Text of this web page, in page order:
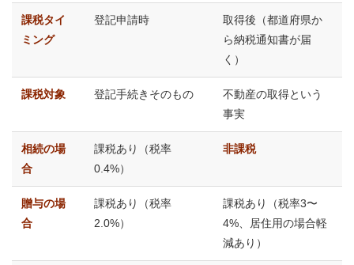
課税タイ
ミング
登記申請時
取得後（都道府県か
ら納税通知書が届
く）
課税対象 登記手続きそのもの
不動産の取得という
事実
相続の場
合
課税あり（税率
0.4%）
非課税
贈与の場
合
課税あり（税率
2.0%）
課税あり（税率3〜
4%、居住用の場合軽
減あり）